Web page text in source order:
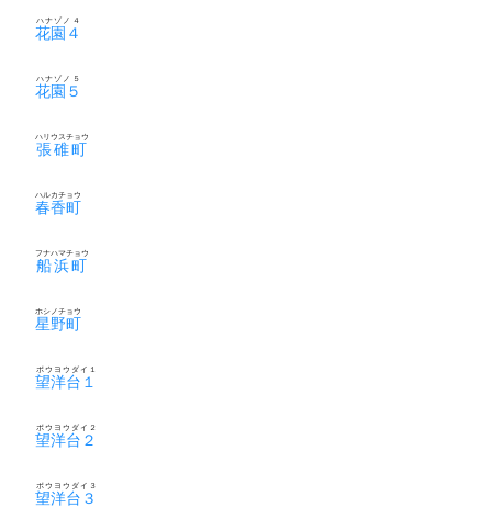
花園４
ハナゾノ４
花園５
ハナゾノ５
張碓町
ハリウスチョウ
春香町
ハルカチョウ
船浜町
フナハマチョウ
星野町
ホシノチョウ
望洋台１
ボウヨウダイ１
望洋台２
ボウヨウダイ２
望洋台３
ボウヨウダイ３